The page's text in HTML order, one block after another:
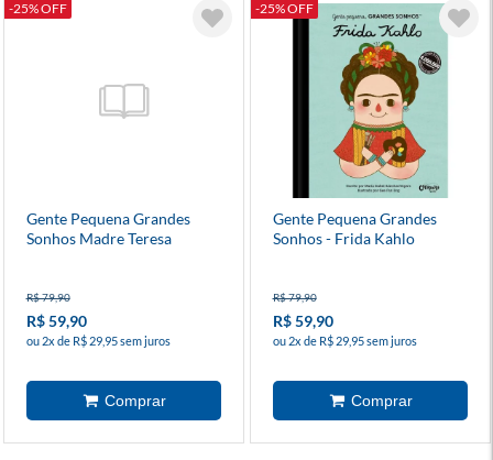
-25% OFF
Gente Pequena Grandes
Sonhos Madre Teresa
R$ 79,90
R$ 59,90
ou 2x de R$ 29,95 sem juros
-25% OFF
Gente Pequena Grandes
Sonhos - Frida Kahlo
R$ 79,90
R$ 59,90
ou 2x de R$ 29,95 sem juros